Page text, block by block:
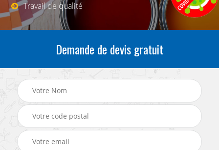
Travail de qualité
Demande de devis gratuit